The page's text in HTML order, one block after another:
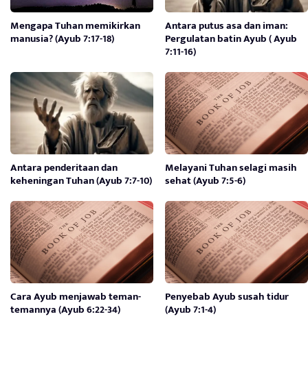
Mengapa Tuhan memikirkan
manusia? (Ayub 7:17-18)
Antara putus asa dan iman:
Pergulatan batin Ayub ( Ayub
7:11-16)
Antara penderitaan dan
keheningan Tuhan (Ayub 7:7-10)
Melayani Tuhan selagi masih
sehat (Ayub 7:5-6)
Cara Ayub menjawab teman-
temannya (Ayub 6:22-34)
Penyebab Ayub susah tidur
(Ayub 7:1-4)